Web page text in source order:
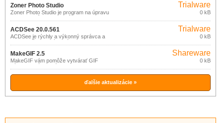
Zoner Photo Studio
Zoner Photo Studio je program na úpravu
fotiek a obrázkov vhodný pre
začiatočníkov ale aj pokročilejších
a náročnejších užívateľov od českej
spoločnosti Zoner. S týmto programom
môžete fotky nie len upravovať, ale
získate aj editáciu, správu a možnosť
zdieľať fotografie.
Trialware
0 kB
ACDSee 20.0.561
ACDSee je rýchly a výkonný správca a
prehliadač grafických súborov.
Trialware
0 kB
MakeGIF 2.5
MakeGIF vám pomôže vytvárať GIF
súbory z príkazového riadka v
dávkovom režime zo snímok formátu
BMP, JPEG (JPG), GIF, ICO, PSD,
Shareware
0 kB
ďalšie aktualizácie »